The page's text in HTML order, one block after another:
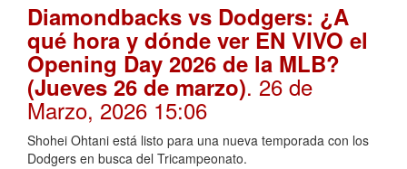
Diamondbacks vs Dodgers: ¿A
qué hora y dónde ver EN VIVO el
Opening Day 2026 de la MLB?
(Jueves 26 de marzo). 26 de
Marzo, 2026 15:06
Shohei Ohtani está listo para una nueva temporada con los
Dodgers en busca del Tricampeonato.